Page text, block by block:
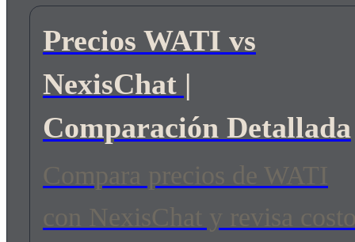
Precios WATI vs
NexisChat |
Comparación Detallada
Compara precios de WATI
con NexisChat y revisa